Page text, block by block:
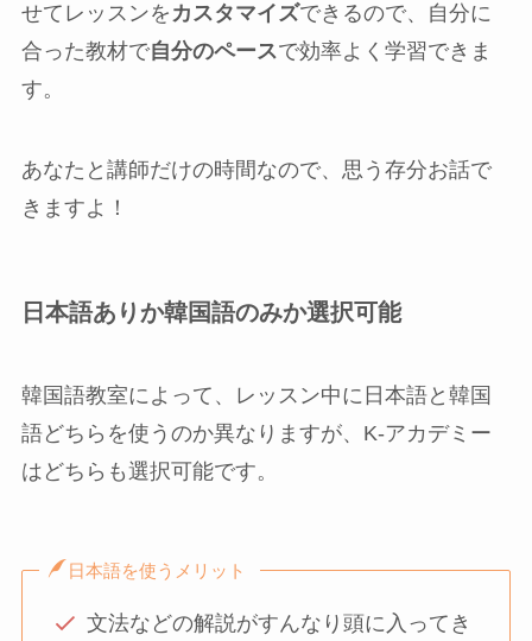
せてレッスンを カスタマイズできるので、自分に
合った教材で自分のペースで効率よく学習できま
す。
あなたと講師だけの時間なので、思う存分お話で
きますよ！
日本語ありか韓国語のみか選択可能
韓国語教室によって、レッスン中に日本語と韓国
語どちらを使うのか異なりますが、K-アカデミー
はどちらも選択可能です。
日本語を使うメリット
文法などの解説がすんなり頭に入ってき